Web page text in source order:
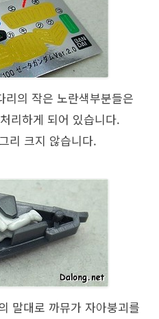
의 작은 노란색부분들은
리하게 되어 있습니다.
리 크지 않습니다.
말대로 까뮤가 자아붕괴를